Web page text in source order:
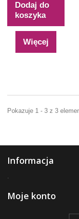
Dodaj do
koszyka
Więcej
Pokazuje 1 - 3 z 3
Informacja
.
Moje konto